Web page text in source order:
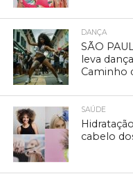
DANÇA
SÃO
leva
Caminho
SAÚDE
cabelo